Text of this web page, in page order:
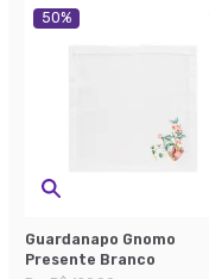
50%
Guardanapo Gnomo
Presente Branco